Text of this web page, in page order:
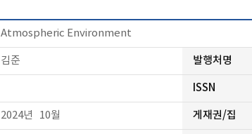
Atmospheric Environment
김준 발행처명
ISSN
2024년 10월 게재권/집